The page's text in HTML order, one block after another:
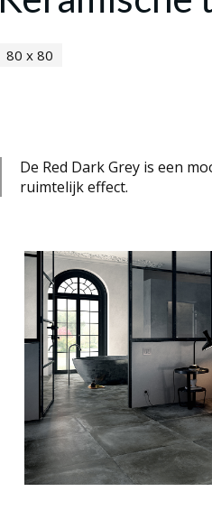
80 x 80
De Red Dark Grey is een
ruimtelijk effect.